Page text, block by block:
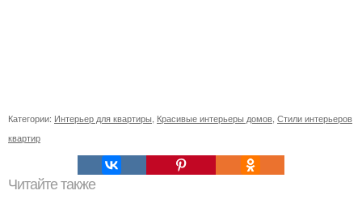
Категории: Интерьер для квартиры Красивые интерьеры домов Стили интерьеров
квартир
Читайте также